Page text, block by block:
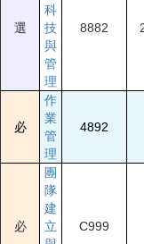
選
科
技
與
管
理
8882
必
作
業
管
理
4892
必
團
隊
建
立
C999